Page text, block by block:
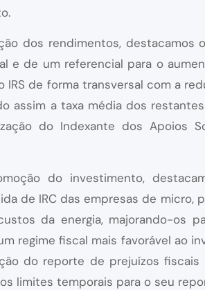
dos rendimentos, destacamos
e de um referencial para o
IRS de forma transversal com a
assim a taxa média dos
do Indexante dos Apoios
do investimento,
de IRC das empresas de micro,
da energia, majorando-os
regime fiscal mais favorável ao
do reporte de prejuízos
limites temporais para o seu